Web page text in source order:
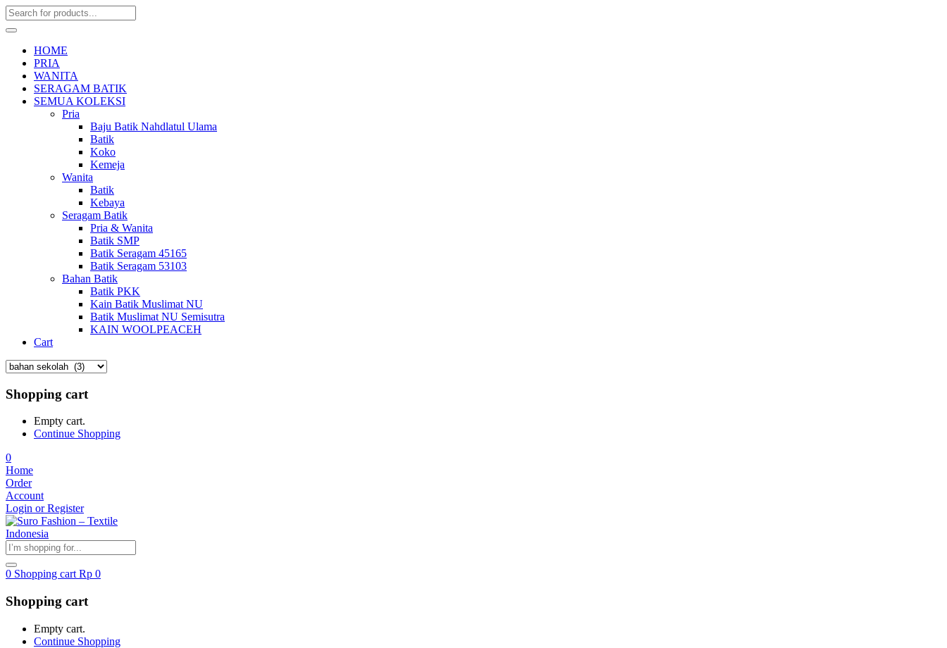
HOME
PRIA
WANITA
SERAGAM BATIK
SEMUA KOLEKSI
Pria
Baju Batik Nahdlatul Ulama
Batik
Koko
Kemeja
Wanita
Batik
Kebaya
Seragam Batik
Pria & Wanita
Batik SMP
Batik Seragam 45165
Batik Seragam 53103
Bahan Batik
Batik PKK
Kain Batik Muslimat NU
Batik Muslimat NU Semisutra
KAIN WOOLPEACEH
Cart
Shopping cart
Empty cart.
Continue Shopping
0
Home
Order
Account
Login or Register
0 Shopping cart Rp 0
Shopping cart
Empty cart.
Continue Shopping